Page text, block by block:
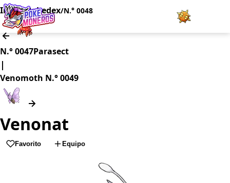
Juegos
Pokédex
Team Builder
Tabla de Tipos
Inicio/Pokedex/N.° 0048
N.° 0047Parasect
|
Venomoth N.° 0049
Venonat
Favorito Equipo